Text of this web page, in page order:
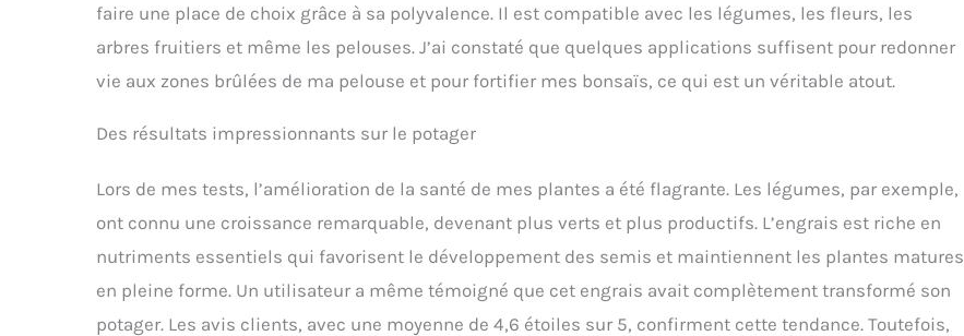
faire une place de choix grâce à sa polyvalence. Il est compatible avec les légumes, les fleurs, les
arbres fruitiers et même les pelouses. J’ai constaté que quelques applications suffisent pour redonner
vie aux zones brûlées de ma pelouse et pour fortifier mes bonsaïs, ce qui est un véritable atout.
Des résultats impressionnants sur le potager
Lors de mes tests, l’amélioration de la santé de mes plantes a été flagrante. Les légumes, par exemple,
ont connu une croissance remarquable, devenant plus verts et plus productifs. L’engrais est riche en
nutriments essentiels qui favorisent le développement des semis et maintiennent les plantes matures
en pleine forme. Un utilisateur a même témoigné que cet engrais avait complètement transformé son
potager. Les avis clients, avec une moyenne de 4,6 étoiles sur 5, confirment cette tendance. Toutefois,